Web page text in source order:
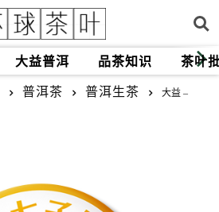
大益普洱 品茶知识 茶叶
普洱茶 普洱生茶
大益 –